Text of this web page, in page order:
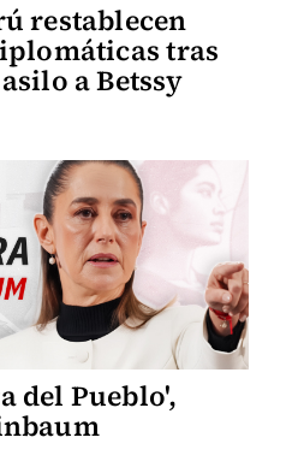
restablecen
tras
a Betssy
del Pueblo',